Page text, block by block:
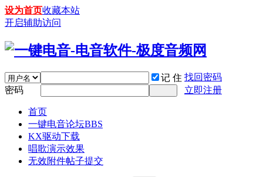
设为首页收藏本站
开启辅助访问
记 住 找回密码
密码
立即注册
首页
一键电音论坛BBS
KX驱动下载
唱歌演示效果
无效附件帖子提交